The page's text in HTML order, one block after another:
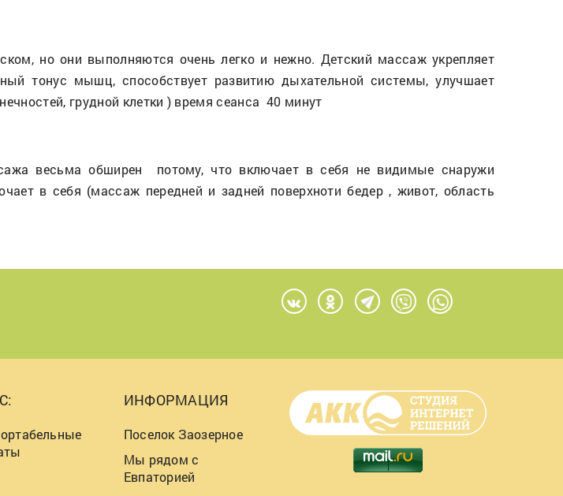
но они выполняются очень легко и нежно. Детский массаж укрепляет
тонус мышц, способствует развитию дыхательной системы, улучшает
грудной клетки ) время сеанса 40 минут
весьма обширен потому, что включает в себя не видимые снаружи
в себя (массаж передней и задней поверхноти бедер , живот, область
ИНФОРМАЦИЯ
Поселок Заозерное
Мы рядом с
Евпаторией